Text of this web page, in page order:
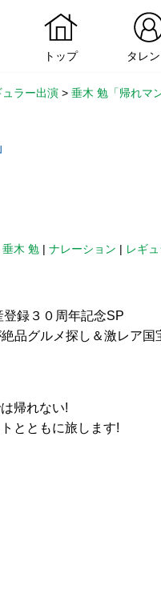
トップ タレン
ュラー出演 > 垂木 勉「帰れマ
垂木 勉 | ナレーション | レギ
録３０周年記念SP
品グルメ探し＆激レア国
帰れない!
とともに旅します!